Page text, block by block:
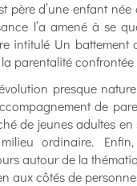
père d’une enfant
l’a amené à se
intitulé Un battement
parentalité
presque
de
de jeunes adultes
ordinaire.
autour de la
aux côtés de